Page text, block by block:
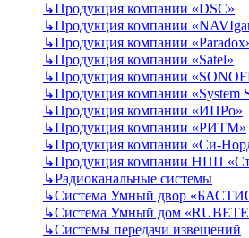
↳Продукция компании «DSC»
↳Продукция компании
↳Продукция компании
↳Продукция компании «Satel»
↳Продукция компании
↳Продукция компании «System
↳Продукция компании «ИПРо»
↳Продукция компании «РИТМ»
↳Продукция компании «Си-
↳Продукция компании НПП
↳Радиоканальные системы
↳Система Умный двор
↳Система Умный дом
↳Системы передачи извещений